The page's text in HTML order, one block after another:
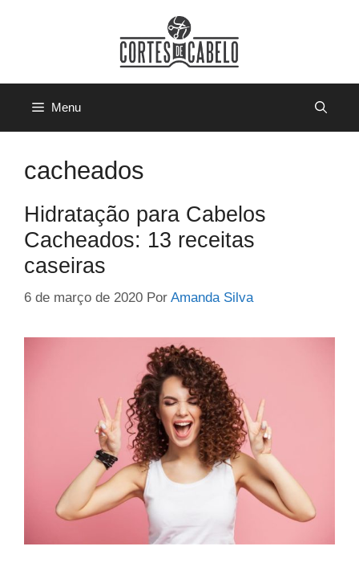
Menu
cacheados
Hidratação para Cabelos
Cacheados: 13 receitas
caseiras
6 de março de 2020 Por Amanda Silva